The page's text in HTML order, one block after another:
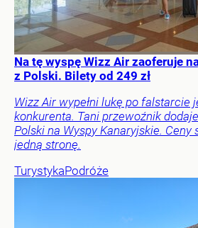
Na tę wyspę Wizz Air zaoferuje
z Polski. Bilety od 249 zł
Wizz Air wypełni lukę po falstarcie
konkurenta. Tani przewoźnik
Polski na Wyspy Kanaryjskie. Ceny
jedną stronę.
TurystykaPodróże